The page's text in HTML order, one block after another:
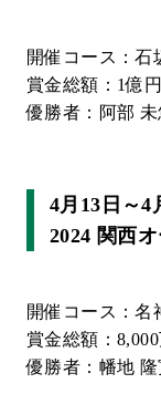
開催コース：石
賞金総額：1億円
優勝者：阿部 未
4月13日～4
2024 関西
開催コース：名
賞金総額：8,000
優勝者：幡地 隆